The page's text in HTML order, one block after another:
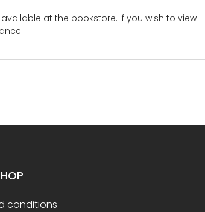
at the bookstore. If you wish to view
conditions